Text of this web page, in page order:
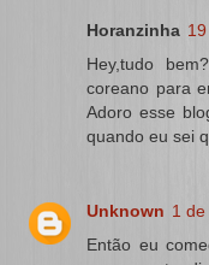
Horanzinha
Hey,tudo
coreano para
Adoro esse
quando eu sei
Unknown 1
Então eu